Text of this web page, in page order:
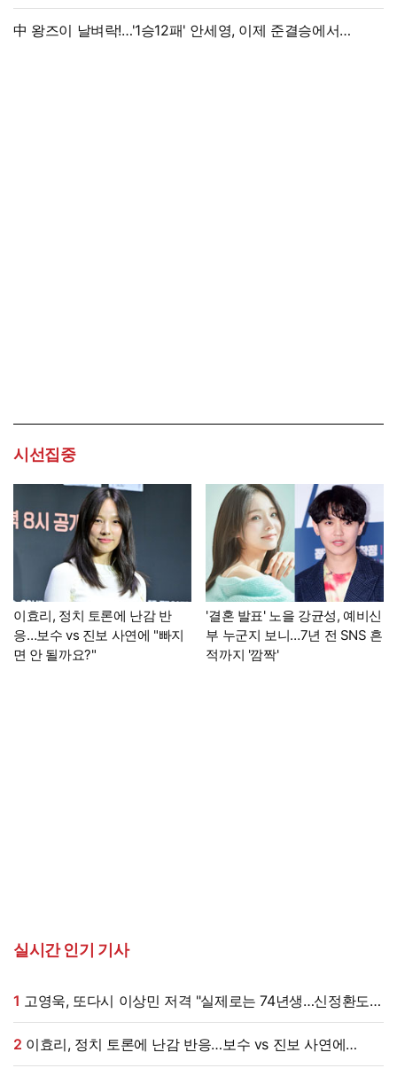
中 왕즈이 날벼락!…'1승12패' 안세영, 이제 준결승에서
시선집중
이효리, 정치 토론에 난감 반
응…보수 vs 진보 사연에 "빠지
면 안 될까요?"
'결혼 발표' 노을 강균성, 예비신
부 누군지 보니…7년 전 SNS 흔
적까지 '깜짝'
실시간 인기 기사
1
나중에 알고 욕해"
2
"빠지면 안 될까요?"